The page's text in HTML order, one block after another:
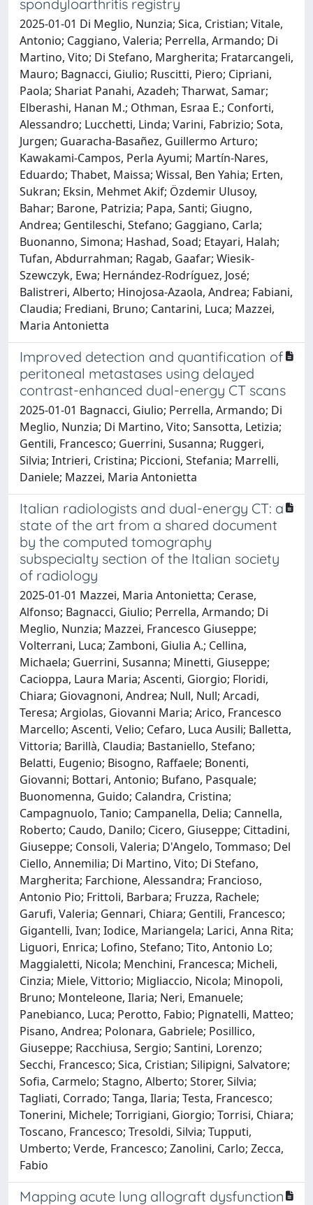
spondyloarthritis registry
2025-01-01 Di Meglio, Nunzia; Sica, Cristian; Vitale,
Antonio; Caggiano, Valeria; Perrella, Armando; Di
Martino, Vito; Di Stefano, Margherita; Fratarcangeli,
Mauro; Bagnacci, Giulio; Ruscitti, Piero; Cipriani,
Paola; Shariat Panahi, Azadeh; Tharwat, Samar;
Elberashi, Hanan M.; Othman, Esraa E.; Conforti,
Alessandro; Lucchetti, Linda; Varini, Fabrizio; Sota,
Jurgen; Guaracha-Basañez, Guillermo Arturo;
Kawakami-Campos, Perla Ayumi; Martín-Nares,
Eduardo; Thabet, Maissa; Wissal, Ben Yahia; Erten,
Sukran; Eksin, Mehmet Akif; Özdemir Ulusoy,
Bahar; Barone, Patrizia; Papa, Santi; Giugno,
Andrea; Gentileschi, Stefano; Gaggiano, Carla;
Buonanno, Simona; Hashad, Soad; Etayari, Halah;
Tufan, Abdurrahman; Ragab, Gaafar; Wiesik-
Szewczyk, Ewa; Hernández-Rodríguez, José;
Balistreri, Alberto; Hinojosa-Azaola, Andrea; Fabiani,
Claudia; Frediani, Bruno; Cantarini, Luca; Mazzei,
Maria Antonietta
Improved detection and quantification of
peritoneal metastases using delayed
contrast-enhanced dual-energy CT scans
2025-01-01 Bagnacci, Giulio; Perrella, Armando; Di
Meglio, Nunzia; Di Martino, Vito; Sansotta, Letizia;
Gentili, Francesco; Guerrini, Susanna; Ruggeri,
Silvia; Intrieri, Cristina; Piccioni, Stefania; Marrelli,
Daniele; Mazzei, Maria Antonietta
Italian radiologists and dual-energy CT: a
state of the art from a shared document
by the computed tomography
subspecialty section of the Italian society
of radiology
2025-01-01 Mazzei, Maria Antonietta; Cerase,
Alfonso; Bagnacci, Giulio; Perrella, Armando; Di
Meglio, Nunzia; Mazzei, Francesco Giuseppe;
Volterrani, Luca; Zamboni, Giulia A.; Cellina,
Michaela; Guerrini, Susanna; Minetti, Giuseppe;
Cacioppa, Laura Maria; Ascenti, Giorgio; Floridi,
Chiara; Giovagnoni, Andrea; Null, Null; Arcadi,
Teresa; Argiolas, Giovanni Maria; Arico, Francesco
Marcello; Ascenti, Velio; Cefaro, Luca Ausili; Balletta,
Vittoria; Barillà, Claudia; Bastaniello, Stefano;
Belatti, Eugenio; Bisogno, Raffaele; Bonenti,
Giovanni; Bottari, Antonio; Bufano, Pasquale;
Buonomenna, Guido; Calandra, Cristina;
Campagnuolo, Tanio; Campanella, Delia; Cannella,
Roberto; Caudo, Danilo; Cicero, Giuseppe; Cittadini,
Giuseppe; Consoli, Valeria; D'Angelo, Tommaso; Del
Ciello, Annemilia; Di Martino, Vito; Di Stefano,
Margherita; Farchione, Alessandra; Francioso,
Antonio Pio; Frittoli, Barbara; Fruzza, Rachele;
Garufi, Valeria; Gennari, Chiara; Gentili, Francesco;
Gigantelli, Ivan; Iodice, Mariangela; Larici, Anna Rita;
Liguori, Enrica; Lofino, Stefano; Tito, Antonio Lo;
Maggialetti, Nicola; Menchini, Francesca; Micheli,
Cinzia; Miele, Vittorio; Migliaccio, Nicola; Minopoli,
Bruno; Monteleone, Ilaria; Neri, Emanuele;
Panebianco, Luca; Perotto, Fabio; Pignatelli, Matteo;
Pisano, Andrea; Polonara, Gabriele; Posillico,
Giuseppe; Racchiusa, Sergio; Santini, Lorenzo;
Secchi, Francesco; Sica, Cristian; Silipigni, Salvatore;
Sofia, Carmelo; Stagno, Alberto; Storer, Silvia;
Tagliati, Corrado; Tanga, Ilaria; Testa, Francesco;
Tonerini, Michele; Torrigiani, Giorgio; Torrisi, Chiara;
Toscano, Francesco; Tresoldi, Silvia; Tupputi,
Umberto; Verde, Francesco; Zanolini, Carlo; Zecca,
Fabio
Mapping acute lung allograft dysfunction